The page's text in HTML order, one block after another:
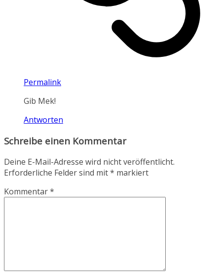
Permalink
Gib Mek!
Antworten
Schreibe einen Kommentar
Deine E-Mail-Adresse wird nicht veröffentlicht.
Erforderliche Felder sind mit* markiert
Kommentar*